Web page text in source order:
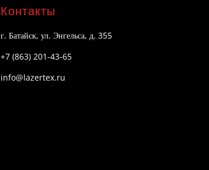
Контакты
г. Батайск, ул. Энгельса, д. 355
+7 (863) 201-43-65
info@lazertex.ru